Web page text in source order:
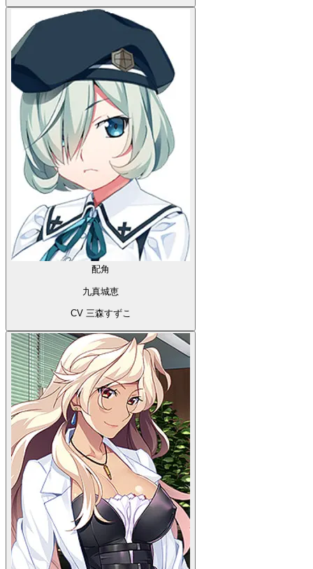
配角
九真城恵
CV 三森すずこ